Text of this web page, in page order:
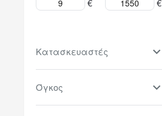
€ €
Κατασκευαστές
Όγκος